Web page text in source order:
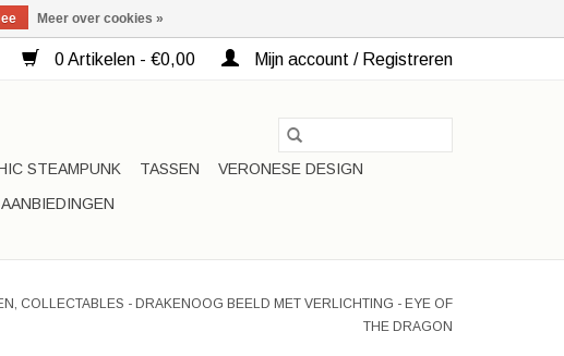
0 Artikelen - €0,00 Mijn account / Registreren
STEAMPUNK TASSEN
VERONESE DESIGN
AANBIEDINGEN
COLLECTABLES - DRAKENOOG BEELD MET VERLICHTING - EYE OF
THE DRAGON
Meer over cookies »